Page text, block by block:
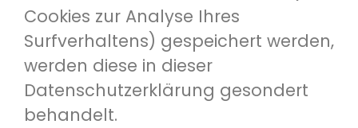
Cookies zur Analyse Ihres
Surfverhaltens) gespeichert werden,
werden diese in dieser
Datenschutzerklärung gesondert
behandelt.